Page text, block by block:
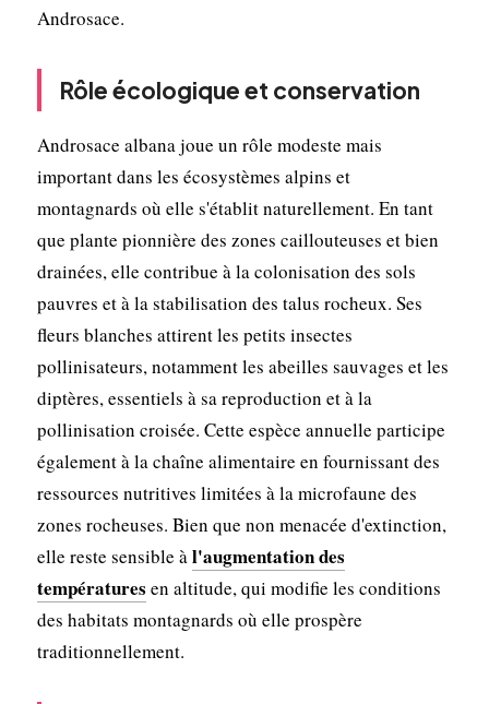
Androsace.
Rôle écologique et conservation
Androsace albana joue un rôle modeste mais
important dans les écosystèmes alpins et
montagnards où elle s'établit naturellement. En tant
que plante pionnière des zones caillouteuses et bien
drainées, elle contribue à la colonisation des sols
pauvres et à la stabilisation des talus rocheux. Ses
fleurs blanches attirent les petits insectes
pollinisateurs, notamment les abeilles sauvages et les
diptères, essentiels à sa reproduction et à la
pollinisation croisée. Cette espèce annuelle participe
également à la chaîne alimentaire en fournissant des
ressources nutritives limitées à la microfaune des
zones rocheuses. Bien que non menacée d'extinction,
elle reste sensible àl'augmentation des
températures en altitude, qui modifie les conditions
des habitats montagnards où elle prospère
traditionnellement.